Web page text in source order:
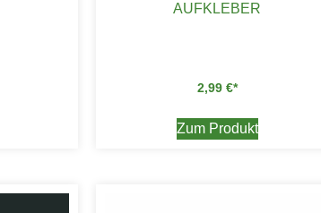
AUFKLEBER
2,99 €
Zum Produkt